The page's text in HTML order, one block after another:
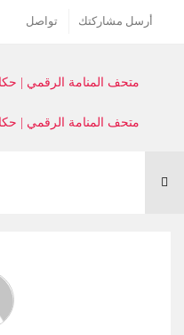
تواصل أرسل مشاركتك